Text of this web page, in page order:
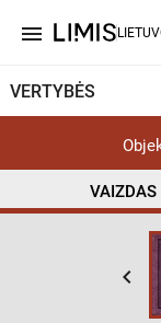
menu
VERTYBĖS
VAIZDAS
keyboard_arrow_left